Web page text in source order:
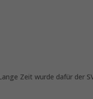
Zeit wurde dafür der